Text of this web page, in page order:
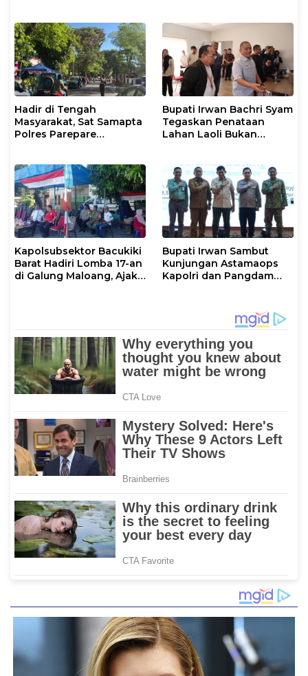
Hadir di Tengah
Masyarakat, Sat Samapta
Polres Parepare
Bupati Irwan Bachri Syam
Tegaskan Penataan
Lahan Laoli Bukan
Kapolsubsektor Bacukiki
Barat Hadiri Lomba 17-an
di Galung Maloang, Ajak
Bupati Irwan Sambut
Kunjungan Astamaops
Kapolri dan Pangdam